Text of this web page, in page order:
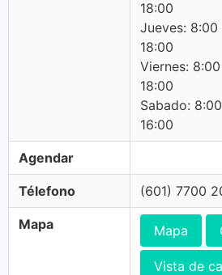
18:00
Jueves:
18:00
Viernes:
18:00
Sabado:
16:00
Agendar
Télefono (601) 7700
Mapa Mapa
Vista de